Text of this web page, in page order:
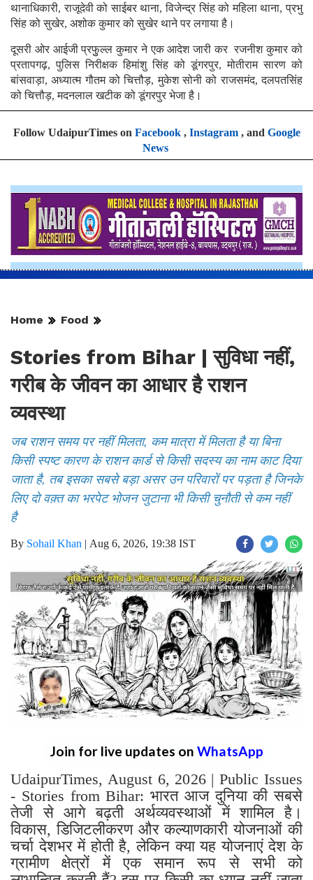
थानाधिकारी, राजूदेवी को साईबर थाना, विजेन्द्र सिंह को महिला थाना, प्रभु
सिंह को सुखेर, अशोक कुमार को सुखेर थाने पर लगाया है।
दूसरी ओर आईजी प्रफुुल्ल कुमार ने एक आदेश जारी कर रजनीश कुमार को
प्रतापगढ़, पुलिस निरीक्षक हिमांशु सिंह को डूंगरपुर, मोतीराम सारण को
बांसवाड़ा, अध्यात्म गौतम को चित्तौड़, मुकेश सोनी को राजसमंद, दलपतसिंह
को चित्तौड़, मदनलाल खटीक को डूंगरपुर भेजा है।
Follow UdaipurTimes on Facebook, Instagram, and Google
News
Home Food
Stories from Bihar | सुविधा नहीं,
गरीब के जीवन का आधार है राशन
व्यवस्था
जब राशन समय पर नहीं मिलता, कम मात्रा में मिलता है या बिना
किसी स्पष्ट कारण के राशन कार्ड से किसी सदस्य का नाम काट दिया
जाता है, तब इसका सबसे बड़ा असर उन परिवारों पर पड़ता है जिनके
लिए दो वक़्त का भरपेट भोजन जुटाना भी किसी चुनौती से कम नहीं
है
By Sohail Khan | Aug 6, 2026, 19:38 IST
Join for live updates on WhatsApp
UdaipurTimes, August 6, 2026 | Public Issues
- Stories from Bihar: भारत आज दुनिया की सबसे
तेजी से आगे बढ़ती अर्थव्यवस्थाओं में शामिल है।
विकास, डिजिटलीकरण और कल्याणकारी योजनाओं की
चर्चा देशभर में होती है, लेकिन क्या यह योजनाएं देश के
ग्रामीण क्षेत्रों में एक समान रूप से सभी को